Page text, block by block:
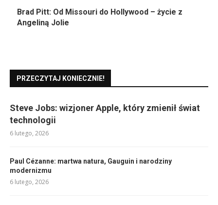
Brad Pitt: Od Missouri do Hollywood – życie z
Angeliną Jolie
PRZECZYTAJ KONIECZNIE!
Steve Jobs: wizjoner Apple, który zmienił świat
technologii
6 lutego, 2026
Paul Cézanne: martwa natura, Gauguin i narodziny
modernizmu
6 lutego, 2026